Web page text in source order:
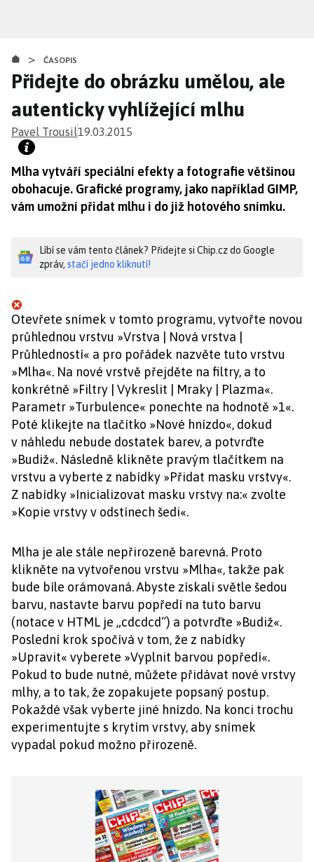
obsahu
> ČASOPIS
Přidejte do obrázku umělou, ale
autenticky vyhlížející mlhu
Pavel Trousil19.03.2015
Mlha vytváří speciální efekty a fotografie většinou
obohacuje. Grafické programy, jako například GIMP,
vám umožní přidat mlhu i do již hotového snímku.
Líbí se vám tento článek? Přidejte si Chip.cz do Google
zpráv, stačí jedno kliknutí!
Otevřete snímek v tomto programu, vytvořte novou
průhlednou vrstvu »Vrstva | Nová vrstva |
Průhledností« a pro pořádek nazvěte tuto vrstvu
»Mlha«. Na nové vrstvě přejděte na filtry, a to
konkrétně »Filtry | Vykreslit | Mraky | Plazma«.
Parametr »Turbulence« ponechte na hodnotě »1«.
Poté klikejte na tlačítko »Nové hnízdo«, dokud
v náhledu nebude dostatek barev, a potvrďte
»Budiž«. Následně klikněte pravým tlačítkem na
vrstvu a vyberte z nabídky »Přidat masku vrstvy«.
Z nabídky »Inicializovat masku vrstvy na:« zvolte
»Kopie vrstvy v odstínech šedi«.
Mlha je ale stále nepřirozeně barevná. Proto
klikněte na vytvořenou vrstvu »Mlha«, takže pak
bude bíle orámovaná. Abyste získali světle šedou
barvu, nastavte barvu popředí na tuto barvu
(notace v HTML je „cdcdcd“) a potvrďte »Budiž«.
Poslední krok spočívá v tom, že z nabídky
»Upravit« vyberete »Vyplnit barvou popředí«.
Pokud to bude nutné, můžete přidávat nové vrstvy
mlhy, a to tak, že zopakujete popsaný postup.
Pokaždé však vyberte jiné hnízdo. Na konci trochu
experimentujte s krytím vrstvy, aby snímek
vypadal pokud možno přirozeně.